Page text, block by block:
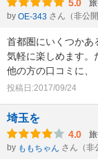
5.0
by OE-343 さん（非公開
首都圏にいくつかあ
気軽に楽しめます。
他の方の口コミに、
投稿日:2017/09/24
埼玉を
4.0
by ももちゃん さん（非